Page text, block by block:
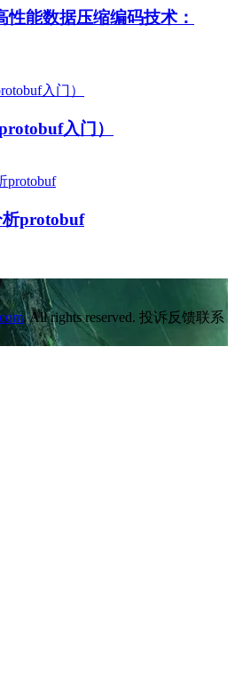
性能数据压缩编码技术：
入门）
protobuf
. All rights reserved. 投诉反馈联系